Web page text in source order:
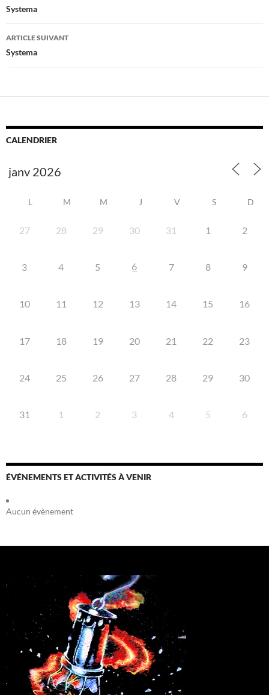
des
articles
Systema
ARTICLE SUIVANT
Systema
CALENDRIER
L M M J V S D
27 28 29 30 31 1 2
3 4 5 6 7 8 9
10 11 12 13 14 15 16
17 18 19 20 21 22 23
24 25 26 27 28 29 30
31 1 2 3 4 5 6
ÉVÉNEMENTS ET ACTIVITÉS À VENIR
Aucun évènement